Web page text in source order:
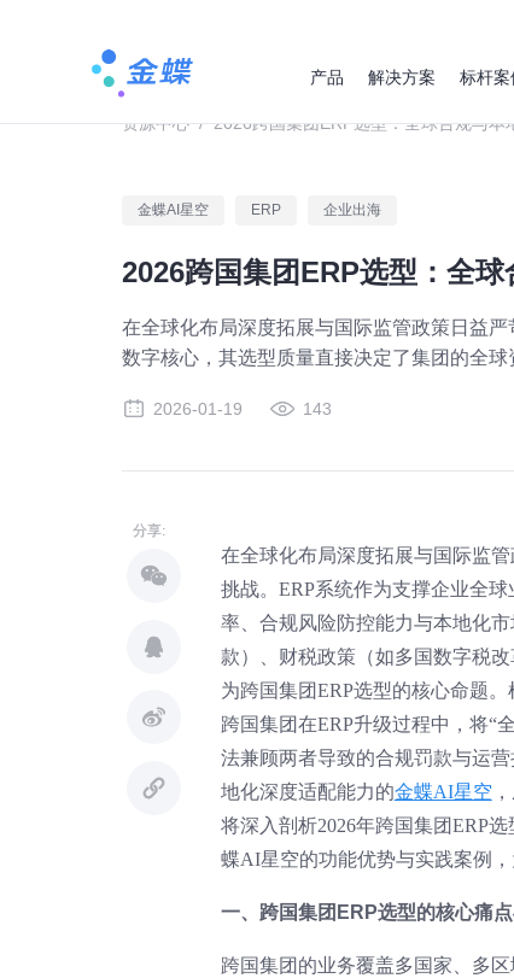
产品 解决方案 标杆案
资源中心 / 2026跨国集团ERP选型：全球合规与本
金蝶AI星空 ERP 企业出海
2026跨国集团ERP选型：全
在全球化布局深度拓展与国际监管政策日益
数字核心，其选型质量直接决定了集团的全
2026-01-19 143
分享:
在全球化布局深度拓展与国际监
挑战。ERP系统作为支撑企业全
率、合规风险防控能力与本地化
款）、财税政策（如多国数字税
为跨国集团ERP选型的核心命题
跨国集团在ERP升级过程中，将“
法兼顾两者导致的合规罚款与运
地化深度适配能力的金蝶AI星空
将深入剖析2026年跨国集团ERP
蝶AI星空的功能优势与实践案例，
一、跨国集团ERP选型的核心痛
跨国集团的业务覆盖多国家、多